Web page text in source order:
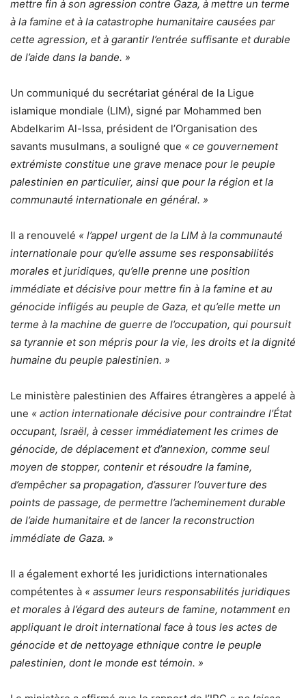
mettre fin à son agression contre Gaza, à mettre un terme
à la famine et à la catastrophe humanitaire causées par
cette agression, et à garantir l’entrée suffisante et durable
de l’aide dans la bande. »
Un communiqué du secrétariat général de la Ligue
islamique mondiale (LIM), signé par Mohammed ben
Abdelkarim Al-Issa, président de l’Organisation des
savants musulmans, a souligné que « ce gouvernement
extrémiste constitue une grave menace pour le peuple
palestinien en particulier, ainsi que pour la région et la
communauté internationale en général. »
Il a renouvelé « l’appel urgent de la LIM à la communauté
internationale pour qu’elle assume ses responsabilités
morales et juridiques, qu’elle prenne une position
immédiate et décisive pour mettre fin à la famine et au
génocide infligés au peuple de Gaza, et qu’elle mette un
terme à la machine de guerre de l’occupation, qui poursuit
sa tyrannie et son mépris pour la vie, les droits et la dignité
humaine du peuple palestinien. »
Le ministère palestinien des Affaires étrangères a appelé à
une « action internationale décisive pour contraindre l’État
occupant, Israël, à cesser immédiatement les crimes de
génocide, de déplacement et d’annexion, comme seul
moyen de stopper, contenir et résoudre la famine,
d’empêcher sa propagation, d’assurer l’ouverture des
points de passage, de permettre l’acheminement durable
de l’aide humanitaire et de lancer la reconstruction
immédiate de Gaza. »
Il a également exhorté les juridictions internationales
compétentes à « assumer leurs responsabilités juridiques
et morales à l’égard des auteurs de famine, notamment en
appliquant le droit international face à tous les actes de
génocide et de nettoyage ethnique contre le peuple
palestinien, dont le monde est témoin. »